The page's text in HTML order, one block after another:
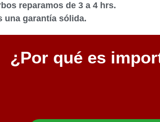
reparamos de 3 a 4 hrs.
una garantía sólida.
¿Por qué es